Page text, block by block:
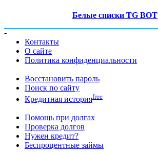
Белые списки TG BOT
-
Контакты
О сайте
Политика конфиденциальности
Восстановить пароль
Поиск по сайту
Кредитная историяfree
Помощь при долгах
Проверка долгов
Нужен кредит?
Беспроцентные займы